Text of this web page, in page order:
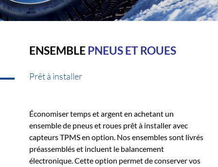
ENSEMBLEPNEUS ET ROUES
Prêt à installer
Économiser temps et argent en achetant un
ensemble de pneus et roues prêt à installer avec
capteurs TPMS en option. Nos ensembles sont livrés
préassemblés et incluent le balancement
électronique. Cette option permet de conserver vos